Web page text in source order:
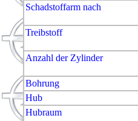
Schadstoffarm nach
Treibstoff
Anzahl der Zylinder
Bohrung
Hub
Hubraum